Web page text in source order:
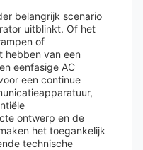
belangrijk scenario
uitblinkt. Of het
of
hebben van een
eenfasige AC
een continue
ontwerp en de
het toegankelijk
technische